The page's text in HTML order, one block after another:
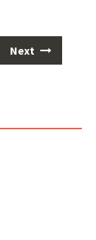
Next